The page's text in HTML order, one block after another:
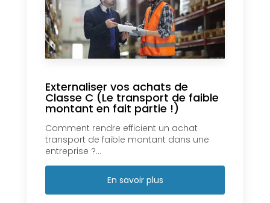
Externaliser vos achats de
Classe C (Le transport de faible
montant en fait partie !)
Comment rendre efficient un achat
transport de faible montant dans une
entreprise ?...
En savoir plus